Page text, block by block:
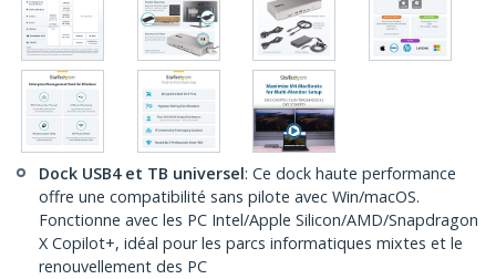
Dock USB4 et TB universel: Ce dock haute performance
offre une compatibilité sans pilote avec Win/macOS.
Fonctionne avec les PC Intel/Apple Silicon/AMD/Snapdragon
X Copilot+, idéal pour les parcs informatiques mixtes et le
renouvellement des PC